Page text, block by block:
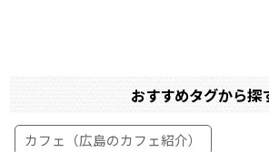
おすすめタグから探
カフェ（広島のカフェ紹介）